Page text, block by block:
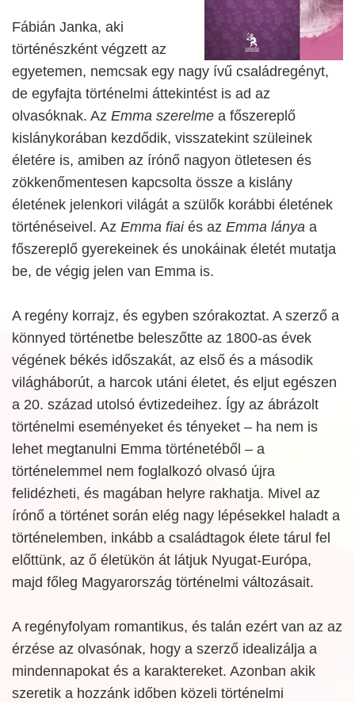
Fábián Janka, aki
történészként végzett az
egyetemen, nemcsak egy nagy ívű családregényt,
de egyfajta történelmi áttekintést is ad az
olvasóknak. Az Emma szerelme a főszereplő
kislánykorában kezdődik, visszatekint szüleinek
életére is, amiben az írónő nagyon ötletesen és
zökkenőmentesen kapcsolta össze a kislány
életének jelenkori világát a szülők korábbi életének
történéseivel. Az Emma fiaiés az Emma lánya a
főszereplő gyerekeinek és unokáinak életét mutatja
be, de végig jelen van Emma is.
A regény korrajz, és egyben szórakoztat. A szerző a
könnyed történetbe beleszőtte az 1800-as évek
végének békés időszakát, az első és a második
világháborút, a harcok utáni életet, és eljut egészen
a 20. század utolsó évtizedeihez. Így az ábrázolt
történelmi eseményeket és tényeket – ha nem is
lehet megtanulni Emma történetéből – a
történelemmel nem foglalkozó olvasó újra
felidézheti, és magában helyre rakhatja. Mivel az
írónő a történet során elég nagy lépésekkel haladt a
történelemben, inkább a családtagok élete tárul fel
előttünk, az ő életükön át látjuk Nyugat-Európa,
majd főleg Magyarország történelmi változásait.
A regényfolyam romantikus, és talán ezért van az az
érzése az olvasónak, hogy a szerző idealizálja a
mindennapokat és a karaktereket. Azonban akik
szeretik a hozzánk időben közeli történelmi